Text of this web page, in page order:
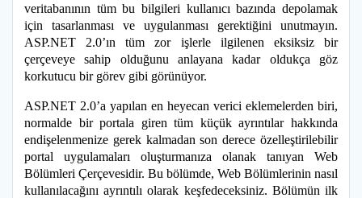
veritabanının tüm bu bilgileri kullanıcı bazında depolamak
için tasarlanması ve uygulanması gerektiğini unutmayın.
ASP.NET 2.0’ın tüm zor işlerle ilgilenen eksiksiz bir
çerçeveye sahip olduğunu anlayana kadar oldukça göz
korkutucu bir görev gibi görünüyor.
ASP.NET 2.0’a yapılan en heyecan verici eklemelerden biri,
normalde bir portala giren tüm küçük ayrıntılar hakkında
endişelenmenize gerek kalmadan son derece özelleştirilebilir
portal uygulamaları oluşturmanıza olanak tanıyan Web
Bölümleri Çerçevesidir. Bu bölümde, Web Bölümlerinin nasıl
kullanılacağını ayrıntılı olarak keşfedeceksiniz. Bölümün ilk